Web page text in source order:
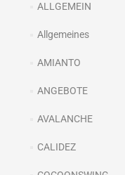
ALLGEMEIN
Allgemeines
AMIANTO
ANGEBOTE
AVALANCHE
CALIDEZ